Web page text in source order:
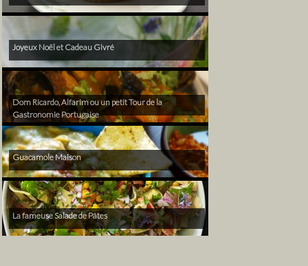
Joyeux Noël et Cadeau Givré
Dom Ricardo, Alfarim ou un petit Tour de la
Gastronomie Portugaise
Guacamole Maison
La fameuse Salade de Pâtes